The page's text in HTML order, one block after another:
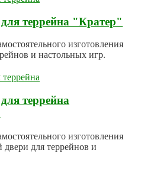
террейна "Кратер"
изготовления
и настольных игр.
террейна
изготовления
для террейнов и